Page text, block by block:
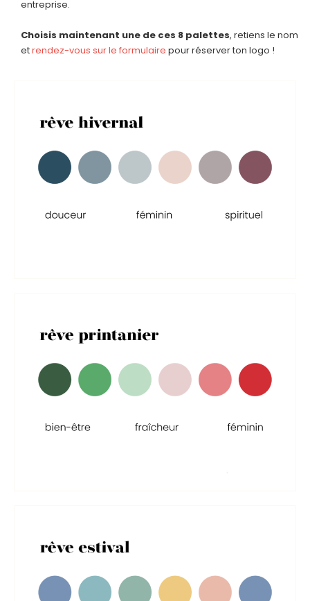
entreprise.
Choisis maintenant une de ces 8 palettes, retiens le nom
etrendez-vous sur le formulaire pour réserver ton logo !